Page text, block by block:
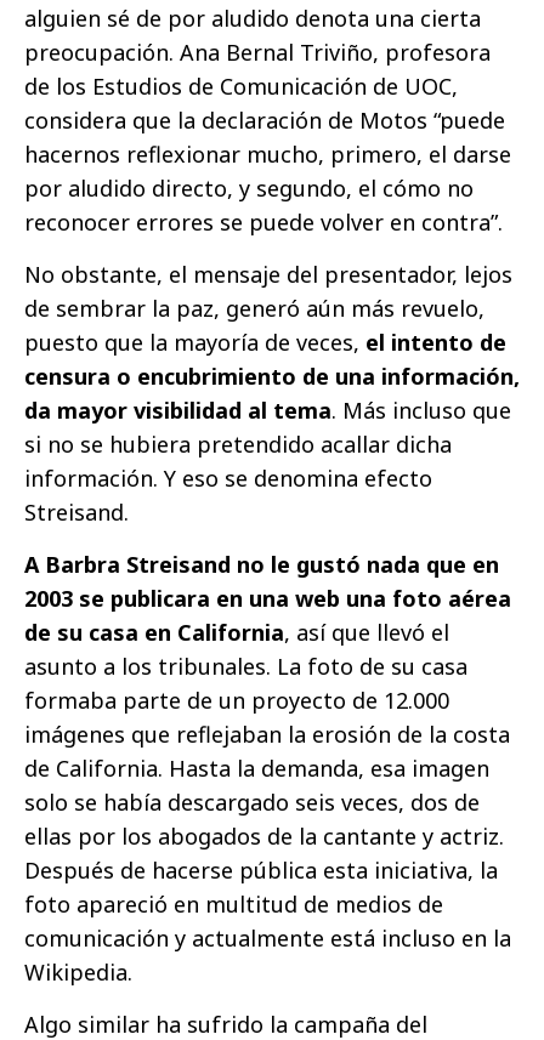
alguien sé de por aludido denota una cierta
preocupación. Ana Bernal Triviño, profesora
de los Estudios de Comunicación de UOC,
considera que la declaración de Motos “puede
hacernos reflexionar mucho, primero, el darse
por aludido directo, y segundo, el cómo no
reconocer errores se puede volver en contra”.
No obstante, el mensaje del presentador, lejos
de sembrar la paz, generó aún más revuelo,
puesto que la mayoría de veces, el intento de
censura o encubrimiento de una información,
da mayor visibilidad al tema. Más incluso que
si no se hubiera pretendido acallar dicha
información. Y eso se denomina efecto
Streisand.
A Barbra Streisand no le gustó nada que en
2003 se publicara en una web una foto aérea
de su casa en California, así que llevó el
asunto a los tribunales. La foto de su casa
formaba parte de un proyecto de 12.000
imágenes que reflejaban la erosión de la costa
de California. Hasta la demanda, esa imagen
solo se había descargado seis veces, dos de
ellas por los abogados de la cantante y actriz.
Después de hacerse pública esta iniciativa, la
foto apareció en multitud de medios de
comunicación y actualmente está incluso en la
Wikipedia.
Algo similar ha sufrido la campaña del